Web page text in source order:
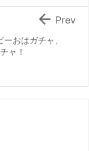
おはガチャ、
ャ！
 Prev